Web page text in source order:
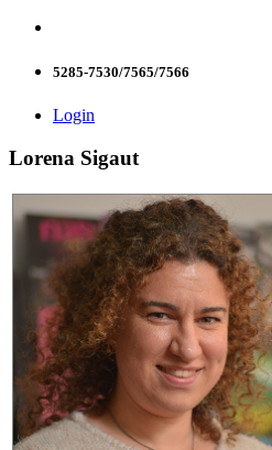
5285-7530/7565/7566
Login
Lorena Sigaut